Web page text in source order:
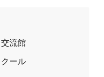
流館
ール